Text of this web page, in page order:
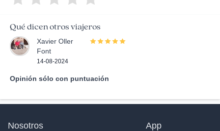
Qué dicen otros viajeros
Xavier Oller
Font
14-08-2024
Opinión sólo con puntuación
Nosotros App